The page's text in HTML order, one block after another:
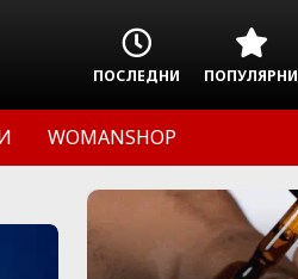
ПОСЛЕДНИ ПОПУЛЯРНИ
WOMANSHOP